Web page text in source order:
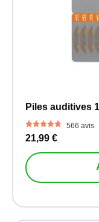
Piles auditives
566 avis
21,99 €